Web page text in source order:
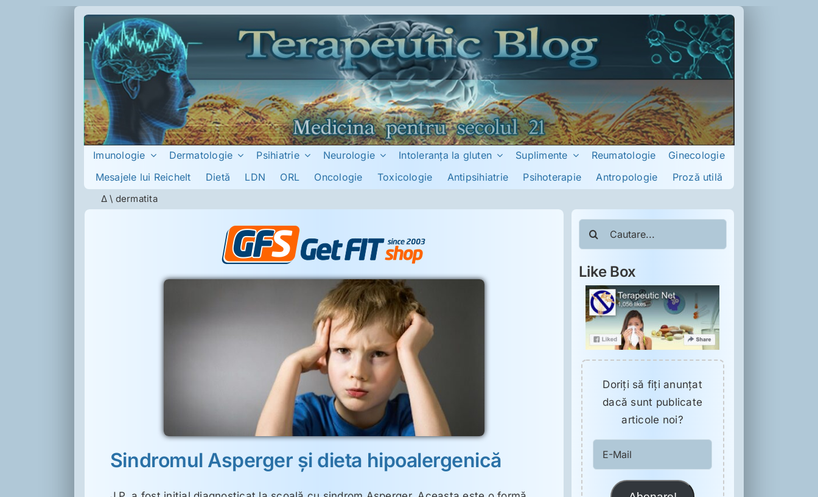
Imunologie Dermatologie Psihiatrie Neurologie Intoleranţa la gluten Suplimente Reumatologie
Ginecologie
Mesajele lui Reichelt
Dietă LDN ORL Oncologie Toxicologie Antipsihiatrie Psihoterapie Antropologie Proză utilă
Δ \ dermatita
Sindromul Asperger şi dieta hipoalergenică
Like Box
Doriţi să fiţi anunţat
dacă sunt publicate
articole noi?
Mail